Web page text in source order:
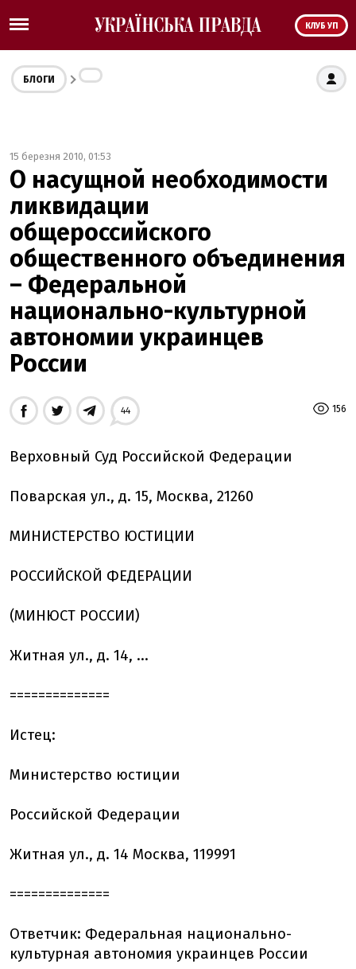
КЛУБ УП
БЛОГИ
15 березня 2010, 01:53
О насущной необходимости
ликвидации
общероссийского
общественного объединения
– Федеральной
национально-культурной
автономии украинцев
России
156
44
Верховный Суд Российской Федерации
Поварская ул., д. 15, Москва, 21260
МИНИСТЕРСТВО ЮСТИЦИИ
РОССИЙСКОЙ ФЕДЕРАЦИИ
(МИНЮСТ РОССИИ)
Житная ул., д. 14, ...
==============
Истец:
Министерство юстиции
Российской Федерации
Житная ул., д. 14 Москва, 119991
==============
Ответчик: Федеральная национально-
культурная автономия украинцев России